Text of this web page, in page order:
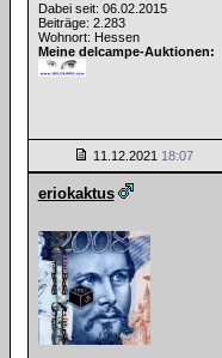
Dabei seit: 06.02.2015
Beiträge: 2.283
Wohnort: Hessen
Meine delcampe-Auktionen:
11.12.2021 18:07
eriokaktus